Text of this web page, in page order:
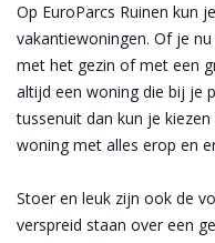
Op EuroParcs Ruinen kun
vakantiewoningen. Of je
met het gezin of met een
altijd een woning die bij je
tussenuit dan kun je
woning met alles erop en
Stoer en leuk zijn ook de
verspreid staan over een